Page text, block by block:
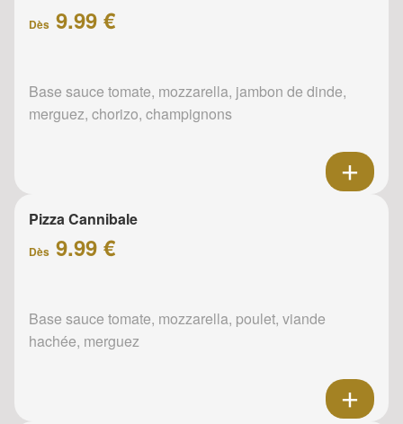
Dès 9.99 €
Base sauce tomate, mozzarella, jambon de dinde,
merguez, chorizo, champignons
Pizza Cannibale
Dès 9.99 €
Base sauce tomate, mozzarella, poulet, viande
hachée, merguez